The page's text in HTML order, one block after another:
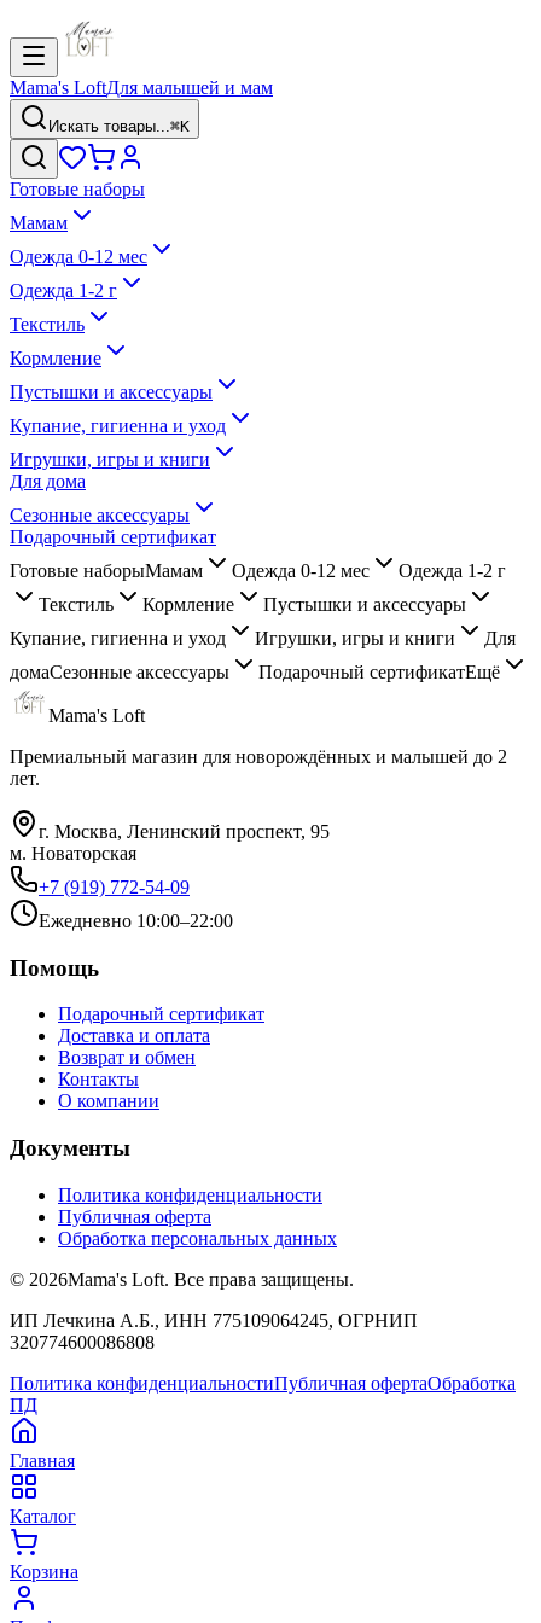
Mama's LoftДля малышей и мам
Искать товары...⌘K
Готовые наборы
Мамам
Одежда 0-12 мес
Одежда 1-2 г
Текстиль
Кормление
Пустышки и аксессуары
Купание, гигиенна и уход
Игрушки, игры и книги
Для дома
Сезонные аксессуары
Подарочный сертификат
Готовые наборыМамам Одежда 0-12 мес
Одежда 1-2 г
Текстиль
Кормление
Пустышки и аксессуары
Купание, гигиенна и уход
Игрушки, игры и книги
Для
домаСезонные аксессуары Подарочный сертификатЕщё
Mama's Loft
Премиальный магазин для новорождённых и малышей до 2
лет.
г. Москва, Ленинский проспект, 95
м. Новаторская
+7 (919) 772-54-09
Ежедневно 10:00–22:00
Помощь
Подарочный сертификат
Доставка и оплата
Возврат и обмен
Контакты
О компании
Документы
Политика конфиденциальности
Публичная оферта
Обработка персональных данных
© 2026Mama's Loft. Все права защищены.
ИП Лечкина А.Б., ИНН 775109064245, ОГРНИП
320774600086808
Политика конфиденциальностиПубличная офертаОбработка
ПД
Главная
Каталог
Корзина